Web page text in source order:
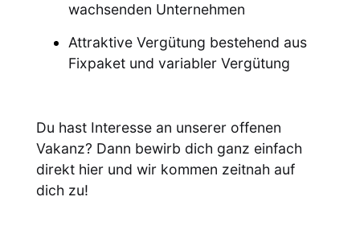
wachsenden Unternehmen
Attraktive Vergütung bestehend aus
Fixpaket und variabler Vergütung
Du hast Interesse an unserer offenen
Vakanz? Dann bewirb dich ganz einfach
direkt hier und wir kommen zeitnah auf
dich zu!